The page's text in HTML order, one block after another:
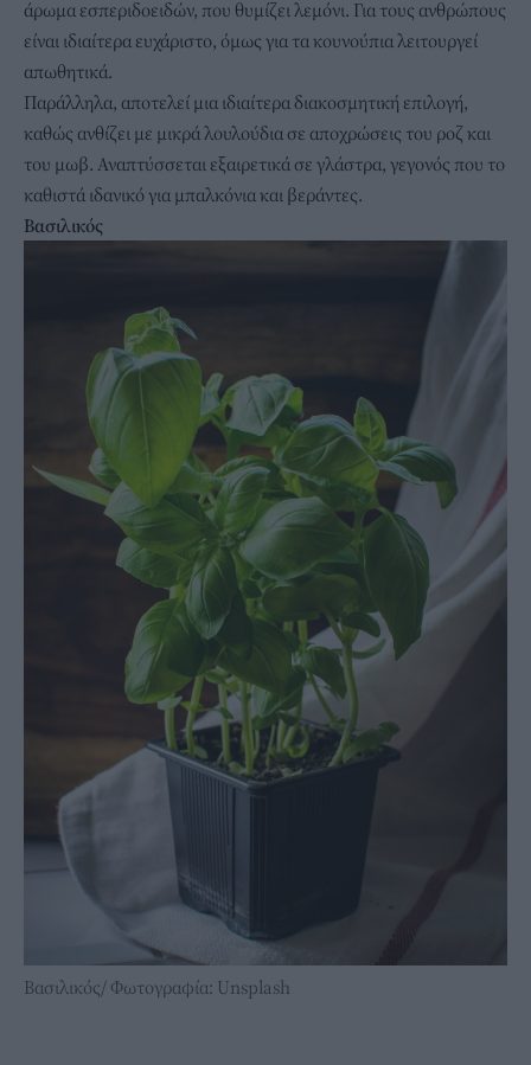
άρωμα εσπεριδοειδών, που θυμίζει λεμόνι. Για τους ανθρώπους
είναι ιδιαίτερα ευχάριστο, όμως για τα κουνούπια λειτουργεί
απωθητικά.
Παράλληλα, αποτελεί μια ιδιαίτερα διακοσμητική επιλογή,
καθώς ανθίζει με μικρά λουλούδια σε αποχρώσεις του ροζ και
του μωβ. Αναπτύσσεται εξαιρετικά σε γλάστρα, γεγονός που το
καθιστά ιδανικό για μπαλκόνια και βεράντες.
Βασιλικός
Βασιλικός/ Φωτογραφία: Unsplash